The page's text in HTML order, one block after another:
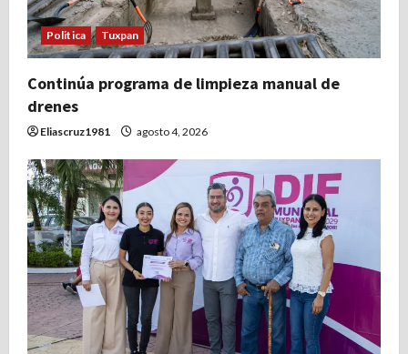
Politica Tuxpan
Continúa programa de limpieza manual de
drenes
Eliascruz1981 agosto 4, 2026